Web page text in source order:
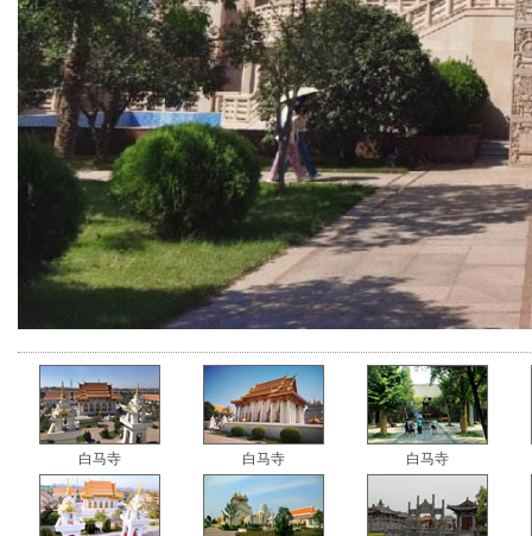
白马寺 白马寺 白马寺